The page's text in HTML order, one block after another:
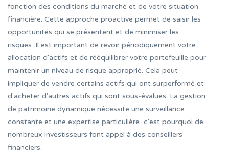
fonction des conditions du marché et de votre situation
financière. Cette approche proactive permet de saisir les
opportunités qui se présentent et de minimiser les
risques. Il est important de revoir périodiquement votre
allocation d'actifs et de rééquilibrer votre portefeuille pour
maintenir un niveau de risque approprié. Cela peut
impliquer de vendre certains actifs qui ont surperformé et
d'acheter d'autres actifs qui sont sous-évalués. La gestion
de patrimoine dynamique nécessite une surveillance
constante et une expertise particulière, c'est pourquoi de
nombreux investisseurs font appel à des conseillers
financiers.